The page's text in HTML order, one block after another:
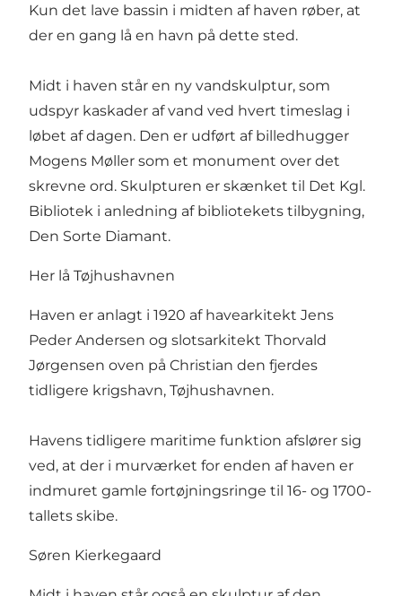
Kun det lave bassin i midten af haven røber, at
der en gang lå en havn på dette sted.
Midt i haven står en ny vandskulptur, som
udspyr kaskader af vand ved hvert timeslag i
løbet af dagen. Den er udført af billedhugger
Mogens Møller som et monument over det
skrevne ord. Skulpturen er skænket til Det Kgl.
Bibliotek i anledning af bibliotekets tilbygning,
Den Sorte Diamant.
Her lå Tøjhushavnen
Haven er anlagt i 1920 af havearkitekt Jens
Peder Andersen og slotsarkitekt Thorvald
Jørgensen oven på Christian den fjerdes
tidligere krigshavn, Tøjhushavnen.
Havens tidligere maritime funktion afslører sig
ved, at der i murværket for enden af haven er
indmuret gamle fortøjningsringe til 16- og 1700-
tallets skibe.
Søren Kierkegaard